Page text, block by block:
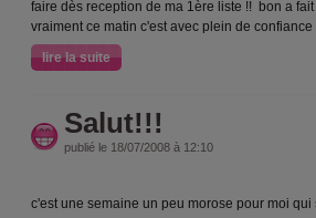
faire dès reception de ma 1ère liste !! bon a
vraiment ce matin c'est avec plein de
lire la suite
Salut!!!
publié le 18/07/2008 à 12:10
c'est une semaine un peu morose pour moi